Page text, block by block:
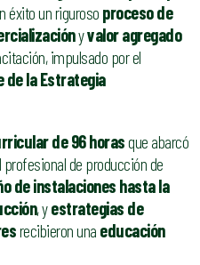
éxito un riguroso proceso de
yvalor agregado
impulsado por el
de la Estrategia
de 96 horasque abarcó
de producción de
de instalaciones hasta la
, yestrategias de
recibieron una educación